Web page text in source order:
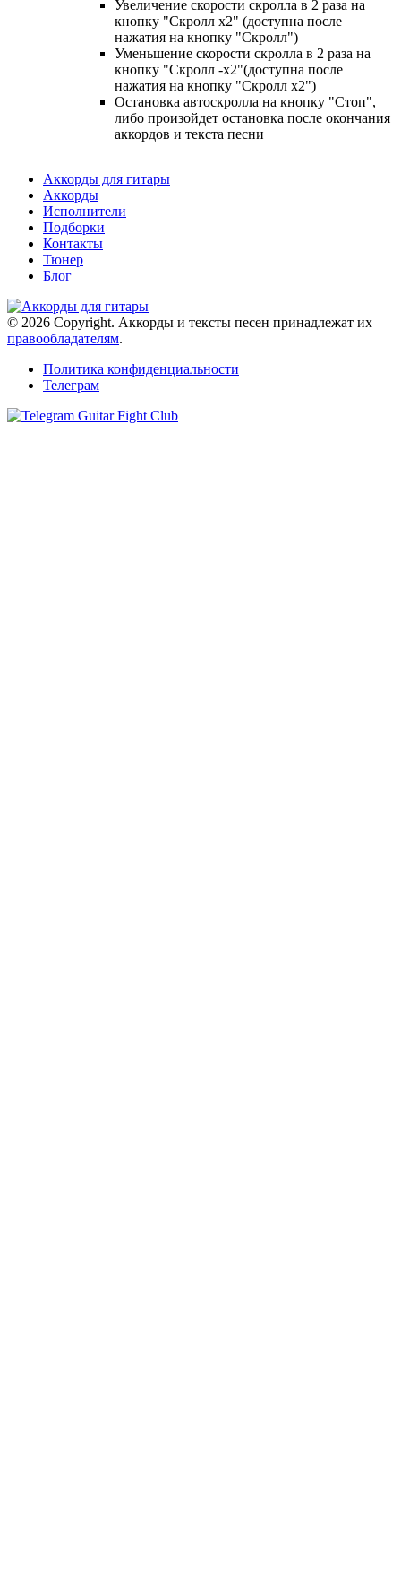
Увеличение скорости скролла в 2 раза на
кнопку "Скролл x2" (доступна после
нажатия на кнопку "Скролл")
Уменьшение скорости скролла в 2 раза на
кнопку "Скролл -x2"(доступна после
нажатия на кнопку "Скролл x2")
Остановка автоскролла на кнопку "Стоп",
либо произойдет остановка после окончания
аккордов и текста песни
Аккорды для гитары
Аккорды
Исполнители
Подборки
Контакты
Тюнер
Блог
© 2026 Copyright. Аккорды и тексты песен принадлежат их
правообладателям.
Политика конфиденциальности
Телеграм